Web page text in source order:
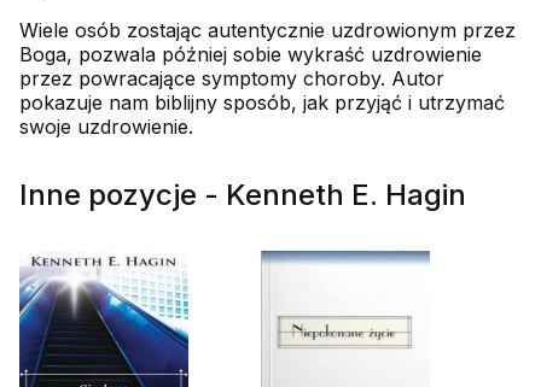
Wiele osób zostając autentycznie uzdrowionym przez
Boga, pozwala później sobie wykraść uzdrowienie
przez powracające symptomy choroby. Autor
pokazuje nam biblijny sposób, jak przyjąć i utrzymać
swoje uzdrowienie.
Inne pozycje - Kenneth E. Hagin